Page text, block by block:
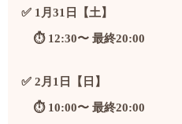
✅ 1月31日【土】
⏱️ 12:30〜 最終20:00
✅ 2月1日【日】
⏱️ 10:00〜 最終20:00